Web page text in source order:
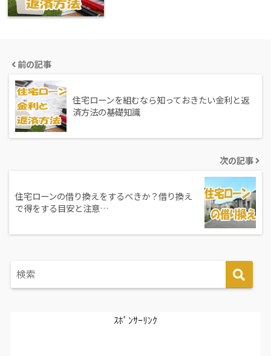
前の記事
住宅ローンを組むなら知っておきたい金利と返
済方法の基礎知識
次の記事
住宅ローンの借り換えをするべきか？借り換え
で得をする目安と注意…
ｽﾎﾟﾝｻｰﾘﾝｸ